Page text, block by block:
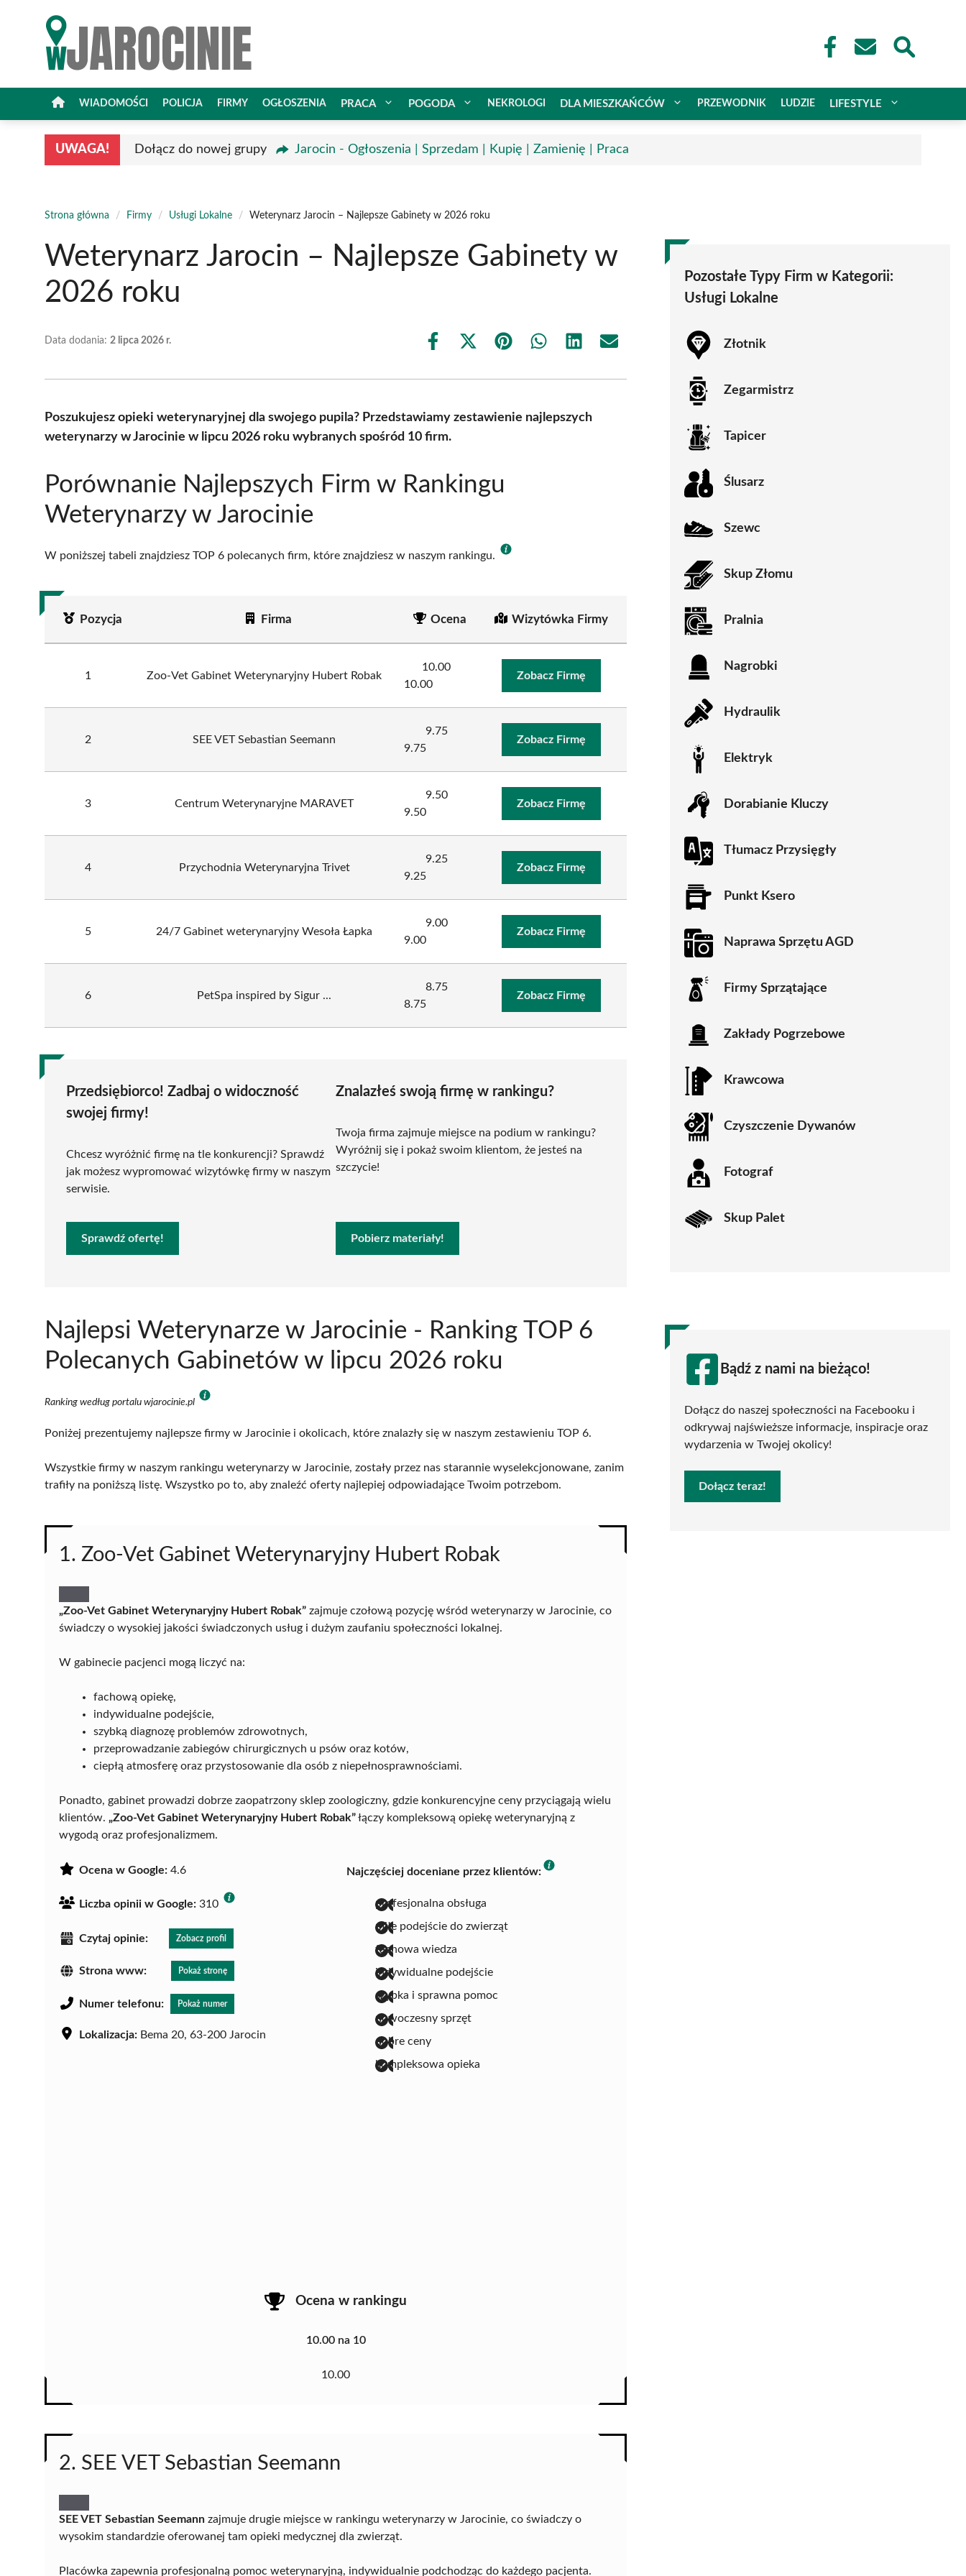
WIADOMOŚCI POLICJA FIRMY OGŁOSZENIA PRACA POGODA NEKROLOGI DLA MIESZKAŃCÓW PRZEWODNIK LUDZIE LIFESTYLE
UWAGA! Dołącz do nowej grupy Jarocin - Ogłoszenia | Sprzedam | Kupię | Zamienię | Praca
Strona główna / Firmy / Usługi Lokalne / Weterynarz Jarocin – Najlepsze Gabinety w 2026 roku
Weterynarz Jarocin – Najlepsze Gabinety w
2026 roku
Data dodania: 2 lipca 2026 r.
Share
Share
(Twitter)
Share Share Share Share
Poszukujesz opieki weterynaryjnej dla swojego pupila? Przedstawiamy zestawienie najlepszych
weterynarzy w Jarocinie w lipcu 2026 roku wybranych spośród 10 firm.
Porównanie Najlepszych Firm w Rankingu
Weterynarzy w Jarocinie
W poniższej tabeli znajdziesz TOP 6 polecanych firm, które znajdziesz w naszym rankingu.
Pozycja Firma Ocena Wizytówka Firmy
1 Zoo-Vet Gabinet Weterynaryjny Hubert Robak
10.00
10.00
Zobacz Firmę
2 SEE VET Sebastian Seemann
9.75
9.75
Zobacz Firmę
3 Centrum Weterynaryjne MARAVET
9.50
9.50
Zobacz Firmę
4 Przychodnia Weterynaryjna Trivet
9.25
9.25
Zobacz Firmę
5 24/7 Gabinet weterynaryjny Wesoła Łapka
9.00
9.00
Zobacz Firmę
6 PetSpa inspired by Sigur ...
8.75
8.75
Zobacz Firmę
Przedsiębiorco! Zadbaj o widoczność
swojej firmy!
Chcesz wyróżnić firmę na tle konkurencji? Sprawdź
jak możesz wypromować wizytówkę firmy w naszym
serwisie.
Sprawdź ofertę!
Znalazłeś swoją firmę w rankingu?
Twoja firma zajmuje miejsce na podium w rankingu?
Wyróżnij się i pokaż swoim klientom, że jesteś na
szczycie!
Pobierz materiały!
Najlepsi Weterynarze w Jarocinie - Ranking TOP 6
Polecanych Gabinetów w lipcu 2026 roku
Ranking według portalu wjarocinie.pl
Poniżej prezentujemy najlepsze firmy w Jarocinie i okolicach, które znalazły się w naszym zestawieniu TOP 6.
Wszystkie firmy w naszym rankingu weterynarzy w Jarocinie, zostały przez nas starannie wyselekcjonowane, zanim
trafiły na poniższą listę. Wszystko po to, aby znaleźć oferty najlepiej odpowiadające Twoim potrzebom.
1. Zoo-Vet Gabinet Weterynaryjny Hubert Robak
„Zoo-Vet Gabinet Weterynaryjny Hubert Robak” zajmuje czołową pozycję wśród weterynarzy w Jarocinie, co
świadczy o wysokiej jakości świadczonych usług i dużym zaufaniu społeczności lokalnej.
W gabinecie pacjenci mogą liczyć na:
fachową opiekę,
indywidualne podejście,
szybką diagnozę problemów zdrowotnych,
przeprowadzanie zabiegów chirurgicznych u psów oraz kotów,
ciepłą atmosferę oraz przystosowanie dla osób z niepełnosprawnościami.
Ponadto, gabinet prowadzi dobrze zaopatrzony sklep zoologiczny, gdzie konkurencyjne ceny przyciągają wielu
klientów. „Zoo-Vet Gabinet Weterynaryjny Hubert Robak”łączy kompleksową opiekę weterynaryjną z
wygodą oraz profesjonalizmem.
Ocena w Google: 4.6
Liczba opinii w Google: 310
Czytaj opinie: Zobacz profil
Strona www: Pokaż stronę
Numer telefonu: Pokaż numer
Lokalizacja: Bema 20, 63-200 Jarocin
Najczęściej doceniane przez klientów:
profesjonalna obsługa
miłe podejście do zwierząt
fachowa wiedza
indywidualne podejście
szybka i sprawna pomoc
nowoczesny sprzęt
dobre ceny
kompleksowa opieka
Ocena w rankingu
10.00 na 10
10.00
2. SEE VET Sebastian Seemann
SEE VET Sebastian Seemann zajmuje drugie miejsce w rankingu weterynarzy w Jarocinie, co świadczy o
wysokim standardzie oferowanej tam opieki medycznej dla zwierząt.
Placówka zapewnia profesjonalną pomoc weterynaryjną, indywidualnie podchodząc do każdego pacjenta.
Pozostałe Typy Firm w Kategorii:
Usługi Lokalne
Złotnik
Zegarmistrz
Tapicer
Ślusarz
Szewc
Skup Złomu
Pralnia
Nagrobki
Hydraulik
Elektryk
Dorabianie Kluczy
Tłumacz Przysięgły
Punkt Ksero
Naprawa Sprzętu AGD
Firmy Sprzątające
Zakłady Pogrzebowe
Krawcowa
Czyszczenie Dywanów
Fotograf
Skup Palet
Bądź z nami na bieżąco!
Dołącz do naszej społeczności na Facebooku i
odkrywaj najświeższe informacje, inspiracje oraz
wydarzenia w Twojej okolicy!
Dołącz teraz!